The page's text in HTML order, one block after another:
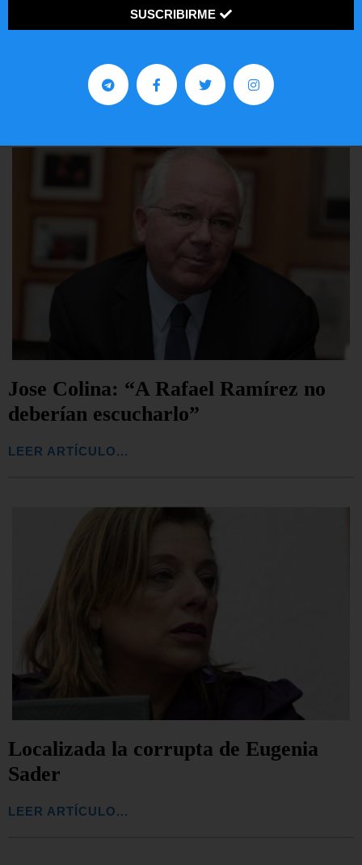
Preguntas frecuentes sobre la visa
LEER ARTÍCULO...
Jose Colina: “A Rafael Ramírez no
deberían escucharlo”
LEER ARTÍCULO...
Localizada la corrupta de Eugenia
Sader
LEER ARTÍCULO...
SUSCRIBIRME